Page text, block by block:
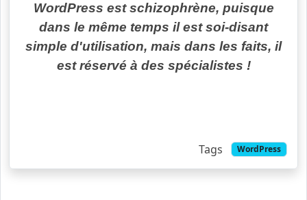
WordPress est schizophrène, puisque
dans le même temps il est soi-disant
simple d'utilisation, mais dans les faits, il
est réservé à des spécialistes !
Tags WordPress